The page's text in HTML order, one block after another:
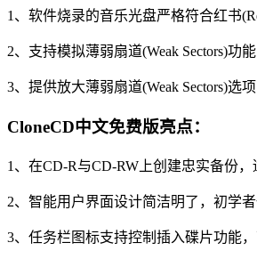
1、软件烧录的音乐光盘严格符合红书
2、支持模拟薄弱扇道(Weak Sectors)功
3、提供放大薄弱扇道(Weak Sectors)选
CloneCD中文免费版亮点：
1、在CD-R与CD-RW上创建忠实备份
2、智能用户界面设计简洁明了，初学
3、任务栏图标支持控制插入碟片功能